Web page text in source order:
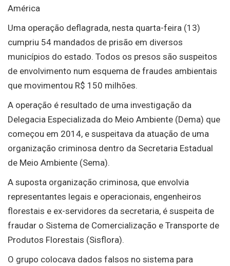
América
Uma operação deflagrada, nesta quarta-feira (13)
cumpriu 54 mandados de prisão em diversos
municípios do estado. Todos os presos são suspeitos
de envolvimento num esquema de fraudes ambientais
que movimentou R$ 150 milhões.
A operação é resultado de uma investigação da
Delegacia Especializada do Meio Ambiente (Dema) que
começou em 2014, e suspeitava da atuação de uma
organização criminosa dentro da Secretaria Estadual
de Meio Ambiente (Sema).
A suposta organização criminosa, que envolvia
representantes legais e operacionais, engenheiros
florestais e ex-servidores da secretaria, é suspeita de
fraudar o Sistema de Comercialização e Transporte de
Produtos Florestais (Sisflora).
O grupo colocava dados falsos no sistema para